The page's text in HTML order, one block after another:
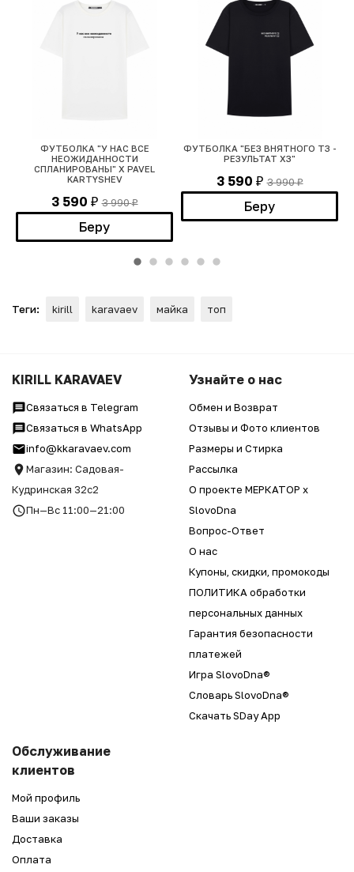
ФУТБОЛКА "У НАС ВСЕ
НЕОЖИДАННОСТИ
СПЛАНИРОВАНЫ" Х PAVEL
KARTYSHEV
3 590 ₽ 3 990₽
Беру
ФУТБОЛКА "БЕЗ ВНЯТНОГО ТЗ -
РЕЗУЛЬТАТ ХЗ"
3 590 ₽ 3 990₽
Беру
Теги: kirill karavaev майка топ
KIRILL KARAVAEV
Связаться в Telegram
Связаться в WhatsApp
info@kkaravaev.com
Магазин: Садовая-
Кудринская 32с2
Пн—Вс 11:00—21:00
Узнайте о нас
Обмен и Возврат
Отзывы и Фото клиентов
Размеры и Стирка
Рассылка
О проекте МЕРКАТОР x
SlovoDna
Вопрос-Ответ
О нас
Купоны, скидки, промокоды
ПОЛИТИКА обработки
персональных данных
Гарантия безопасности
платежей
Игра SlovoDna®
Словарь SlovoDna®
Скачать SDay App
Обслуживание
клиентов
Мой профиль
Ваши заказы
Доставка
Оплата